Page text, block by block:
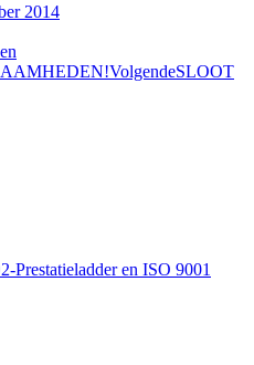
2014
knoppen
VolgendeVolgende
SLOOT
Prestatieladder en ISO 9001